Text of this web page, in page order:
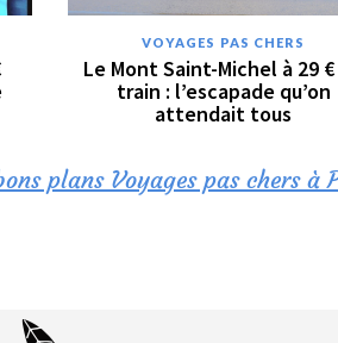
VOYAGES PAS CHERS
Le Mont Saint-Michel à 29
train : l’escapade qu’on
attendait tous
plans Voyages pas chers à